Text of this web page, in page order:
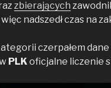
zbierających
więc nadszedł czas na
czerpałem dane
PLK oficjalne liczenie